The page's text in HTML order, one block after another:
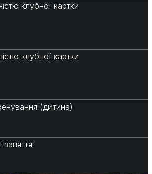
клубної картки
клубної картки
(дитина)
заняття